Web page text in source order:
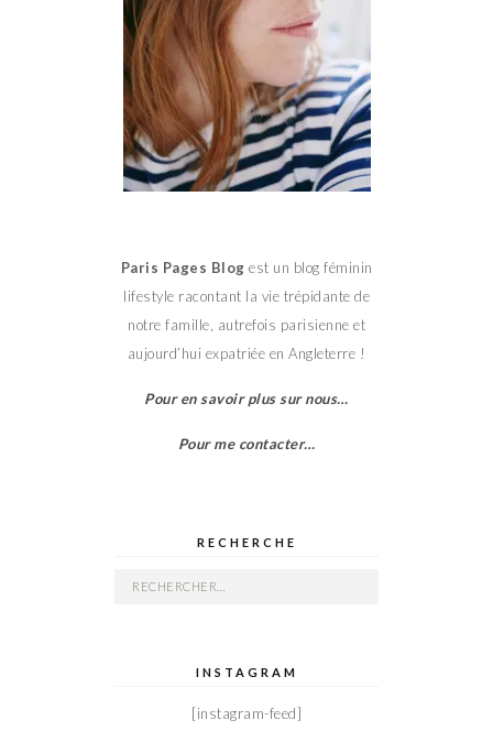
Paris Pages Blog est un blog féminin
lifestyle racontant la vie trépidante de
notre famille, autrefois parisienne et
aujourd’hui expatriée en Angleterre !
Pour en savoir plus sur nous…
Pour me contacter…
RECHERCHE
Rechercher :
INSTAGRAM
[instagram-feed]